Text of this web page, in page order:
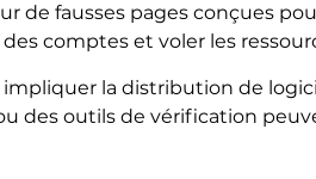
de fausses pages conçues
comptes et voler les
impliquer la distribution de
des outils de vérification